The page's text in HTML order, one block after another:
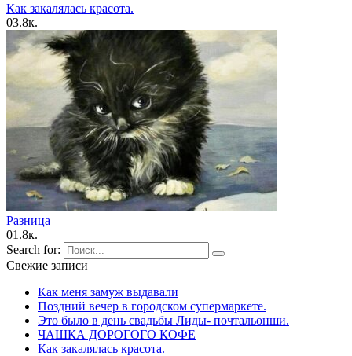
Как закалялась красота.
03.8к.
Pазница
01.8к.
Search for:
Свежие записи
Как меня замуж выдавали
Поздний вечер в городском супермаркете.
Это было в день свадьбы Лиды- почтальонши.
ЧАШКА ДОPОГОГО КОФЕ
Как закалялась красота.